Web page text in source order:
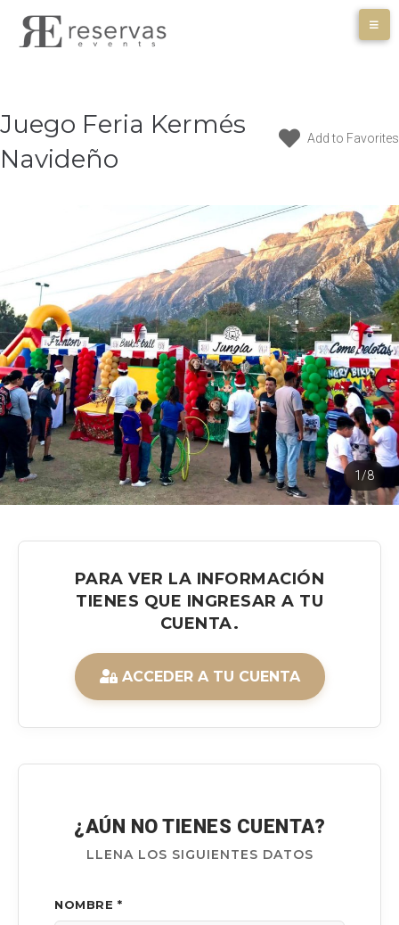
Juego Feria Kermés
Navideño
Add to Favorites
1/8
PARA VER LA INFORMACIÓN
TIENES QUE INGRESAR A TU
CUENTA.
ACCEDER A TU CUENTA
¿AÚN NO TIENES CUENTA?
LLENA LOS SIGUIENTES DATOS
NOMBRE *